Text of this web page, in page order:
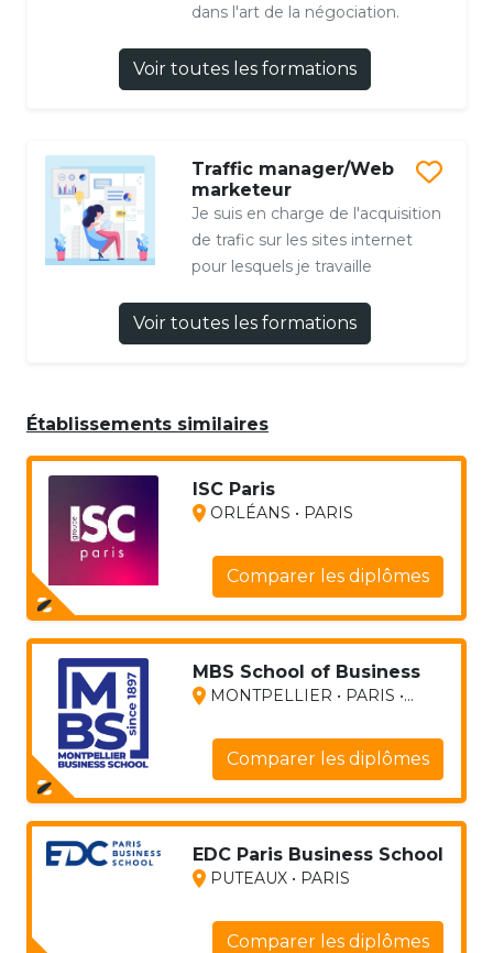
dans l'art de la négociation.
Voir toutes les formations
Traffic manager/Web
marketeur
Je suis en charge de l'acquisition
de trafic sur les sites internet
pour lesquels je travaille
Voir toutes les formations
Établissements similaires
ISC Paris
ORLÉANS • PARIS
Comparer les diplômes
MBS School of Business
MONTPELLIER • PARIS •...
Comparer les diplômes
EDC Paris Business School
PUTEAUX • PARIS
Comparer les diplômes